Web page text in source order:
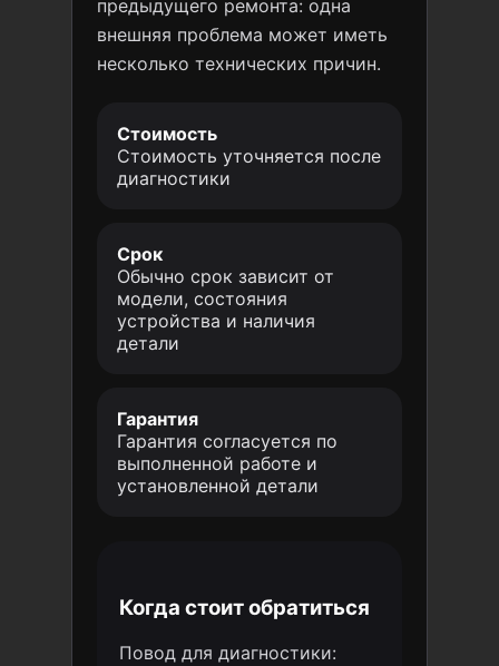
предыдущего ремонта: одна
внешняя проблема может иметь
несколько технических причин.
Стоимость
Стоимость уточняется после
диагностики
Срок
Обычно срок зависит от
модели, состояния
устройства и наличия
детали
Гарантия
Гарантия согласуется по
выполненной работе и
установленной детали
Когда стоит обратиться
Повод для диагностики: